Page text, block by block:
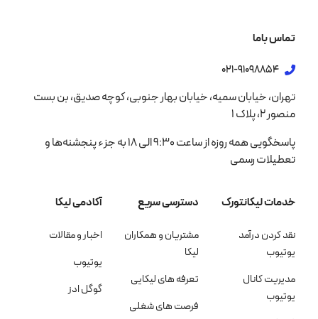
تماس باما
021-91098854
تهران، خیابان سمیه، خیابان بهار جنوبی، کوچه صدیق، بن بست
منصور 2، پلاک 1
پاسخگویی همه روزه از ساعت 9:30 الی 18 به جزء پنجشنه‌ها و
تعطیلات رسمی
خدمات لیکانتورک
نقد کردن درآمد
یوتیوب
مدیریت کانال
یوتیوب
دسترسی سریع
مشتریان و همکاران
لیکا
تعرفه های لیکایی
فرصت های شغلی
آکادمی لیکا
اخبار و مقالات
یوتیوب
گوگل ادز